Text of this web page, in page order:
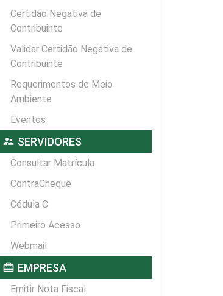
Certidão Negativa de
Contribuinte
Validar Certidão Negativa de
Contribuinte
Requerimentos de Meio
Ambiente
Eventos
supervisor_account SERVIDORES
Consultar Matrícula
ContraCheque
Cédula C
Primeiro Acesso
Webmail
card_travel EMPRESA
Emitir Nota Fiscal